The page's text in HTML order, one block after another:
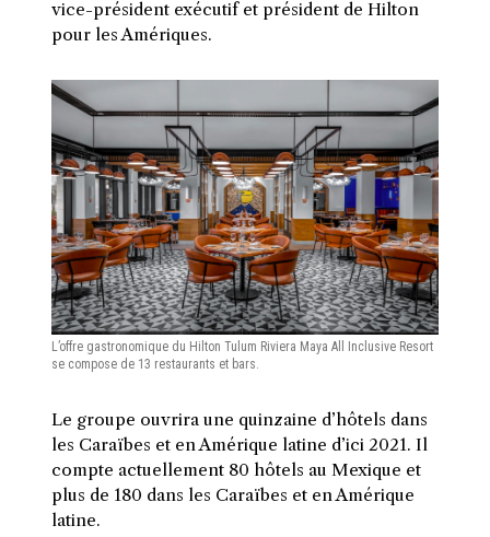
vice-président exécutif et président de Hilton
pour les Amériques.
L’offre gastronomique du Hilton Tulum Riviera Maya All Inclusive Resort
se compose de 13 restaurants et bars.
Le groupe ouvrira une quinzaine d’hôtels dans
les Caraïbes et en Amérique latine d’ici 2021. Il
compte actuellement 80 hôtels au Mexique et
plus de 180 dans les Caraïbes et en Amérique
latine.